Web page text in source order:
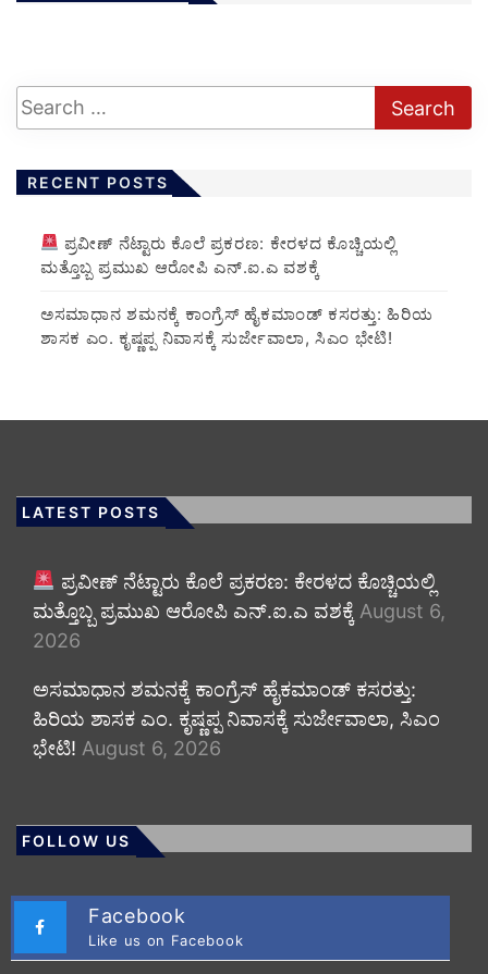
RECENT POSTS
ಪ್ರವೀಣ್ ನೆಟ್ಟಾರು ಕೊಲೆ ಪ್ರಕರಣ: ಕೇರಳದ ಕೊಚ್ಚಿಯಲ್ಲಿ
ಮತ್ತೊಬ್ಬ ಪ್ರಮುಖ ಆರೋಪಿ ಎನ್.ಐ.ಎ ವಶಕ್ಕೆ
ಅಸಮಾಧಾನ ಶಮನಕ್ಕೆ ಕಾಂಗ್ರೆಸ್ ಹೈಕಮಾಂಡ್ ಕಸರತ್ತು: ಹಿರಿಯ
ಶಾಸಕ ಎಂ. ಕೃಷ್ಣಪ್ಪ ನಿವಾಸಕ್ಕೆ ಸುರ್ಜೇವಾಲಾ, ಸಿಎಂ ಭೇಟಿ!
LATEST POSTS
ಪ್ರವೀಣ್ ನೆಟ್ಟಾರು ಕೊಲೆ ಪ್ರಕರಣ: ಕೇರಳದ ಕೊಚ್ಚಿಯಲ್ಲಿ
ಮತ್ತೊಬ್ಬ ಪ್ರಮುಖ ಆರೋಪಿ ಎನ್.ಐ.ಎ ವಶಕ್ಕೆ August 6,
2026
ಅಸಮಾಧಾನ ಶಮನಕ್ಕೆ ಕಾಂಗ್ರೆಸ್ ಹೈಕಮಾಂಡ್ ಕಸರತ್ತು:
ಹಿರಿಯ ಶಾಸಕ ಎಂ. ಕೃಷ್ಣಪ್ಪ ನಿವಾಸಕ್ಕೆ ಸುರ್ಜೇವಾಲಾ, ಸಿಎಂ
ಭೇಟಿ! August 6, 2026
FOLLOW US
Facebook
Like us on Facebook